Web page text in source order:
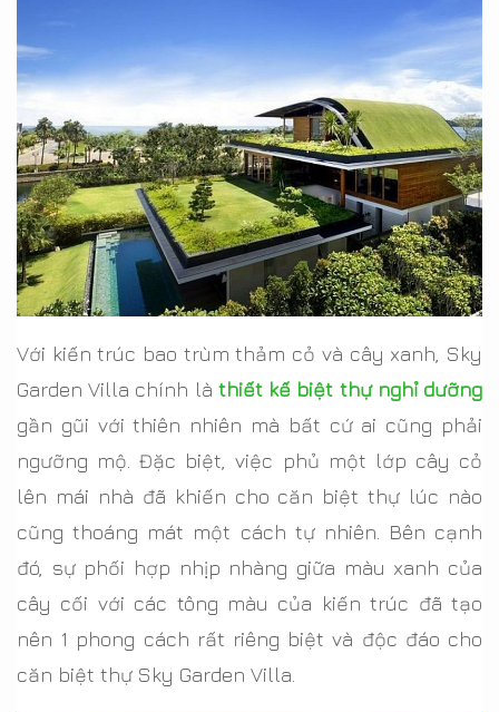
Với kiến trúc bao trùm thảm cỏ và cây xanh, Sky
Garden Villa chính là thiết kế biệt thự nghỉ dưỡng
gần gũi với thiên nhiên mà bất cứ ai cũng phải
ngưỡng mộ. Đặc biệt, việc phủ một lớp cây cỏ
lên mái nhà đã khiến cho căn biệt thự lúc nào
cũng thoáng mát một cách tự nhiên. Bên cạnh
đó, sự phối hợp nhịp nhàng giữa màu xanh của
cây cối với các tông màu của kiến trúc đã tạo
nên 1 phong cách rất riêng biệt và độc đáo cho
căn biệt thự Sky Garden Villa.